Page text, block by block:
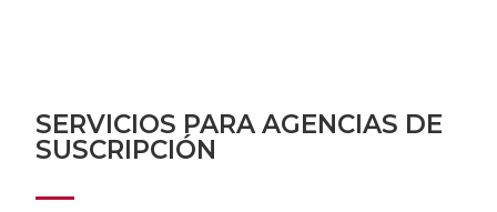
SERVICIOS PARA AGENCIAS DE
SUSCRIPCIÓN